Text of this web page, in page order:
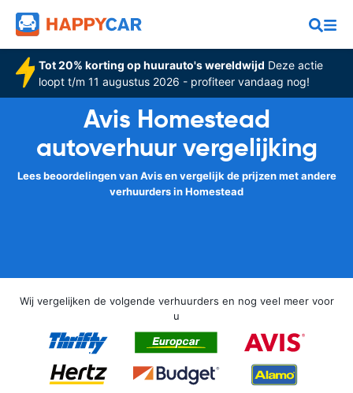
Tot 20% korting op huurauto's wereldwijd Deze actie
loopt t/m 11 augustus 2026 - profiteer vandaag nog!
Avis Homestead
autoverhuur vergelijking
Lees beoordelingen van Avis en vergelijk de prijzen met andere
verhuurders in Homestead
Wij vergelijken de volgende verhuurders en nog veel meer voor
u